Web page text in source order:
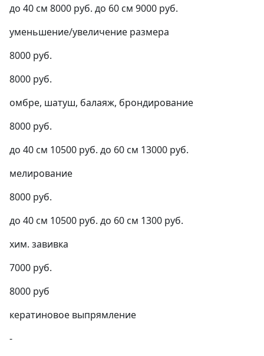
до 40 см 8000 руб. до 60 см 9000 руб.
уменьшение/увеличение размера
8000 руб.
8000 руб.
омбре, шатуш, балаяж, брондирование
8000 руб.
до 40 см 10500 руб. до 60 см 13000 руб.
мелирование
8000 руб.
до 40 см 10500 руб. до 60 см 1300 руб.
хим. завивка
7000 руб.
8000 руб
кератиновое выпрямление
-